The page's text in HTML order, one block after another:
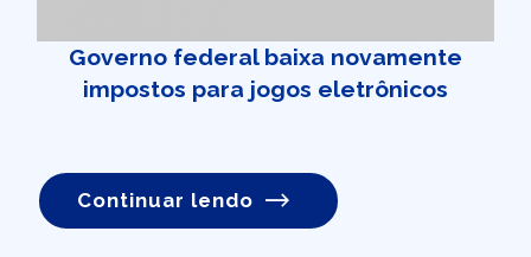
Governo federal baixa novamente
impostos para jogos eletrônicos
Continuar lendo